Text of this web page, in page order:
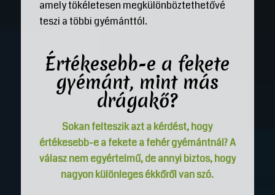
amely tökéletesen megkülönböztethetővé
teszi a többi gyémánttól.
Értékesebb-e a fekete
gyémánt, mint más
drágakő?
Sokan felteszik azt a kérdést, hogy
értékesebb-e a fekete a fehér gyémántnál? A
válasz nem egyértelmű, de annyi biztos, hogy
nagyon különleges ékkőről van szó.